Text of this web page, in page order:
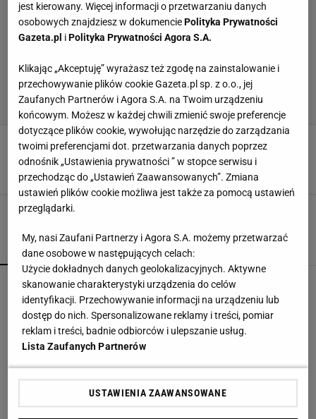
Mała, mobilna garderoba - system Mobile
marki Raumplus
DRZWI PRZESUWNE GARDEROBY
POPULARNE
Przenośne klimatyzatory i wentylatory najlepsze
na upały. Są tanie i ciche, dobre do sypialni
Kompaktowa bieżnia do małego mieszkania.
Edukacja domowa nie dla każdego. Jak
jest kierowany. Więcej informacji o przetwarzaniu danych
osobowych znajdziesz w dokumencie Polityka Prywatności
Gazeta.pl i Polityka Prywatności Agora S.A.
Klikając „Akceptuję” wyrażasz też zgodę na zainstalowanie i
przechowywanie plików cookie Gazeta.pl sp. z o.o., jej
Zaufanych Partnerów i Agora S.A. na Twoim urządzeniu
końcowym. Możesz w każdej chwili zmienić swoje preferencje
dotyczące plików cookie, wywołując narzędzie do zarządzania
twoimi preferencjami dot. przetwarzania danych poprzez
odnośnik „Ustawienia prywatności ” w stopce serwisu i
przechodząc do „Ustawień Zaawansowanych”. Zmiana
ustawień plików cookie możliwa jest także za pomocą ustawień
przeglądarki.
My, nasi Zaufani Partnerzy i Agora S.A. możemy przetwarzać
dane osobowe w następujących celach:
Użycie dokładnych danych geolokalizacyjnych. Aktywne
skanowanie charakterystyki urządzenia do celów
identyfikacji. Przechowywanie informacji na urządzeniu lub
dostęp do nich. Spersonalizowane reklamy i treści, pomiar
reklam i treści, badnie odbiorców i ulepszanie usług.
Lista Zaufanych Partnerów
USTAWIENIA ZAAWANSOWANE